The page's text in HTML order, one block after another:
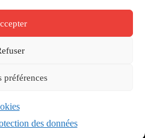
préférences
des données